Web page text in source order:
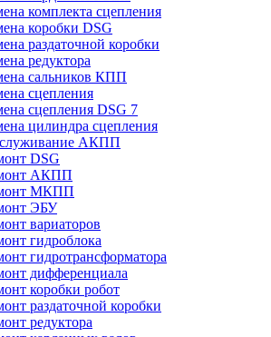
комплекта сцепления
коробки DSG
раздаточной коробки
редуктора
сальников КПП
сцепления
сцепления DSG 7
цилиндра сцепления
АКПП
DSG
АКПП
МКПП
ЭБУ
вариаторов
гидроблока
гидротрансформатора
дифференциала
коробки робот
раздаточной коробки
редуктора